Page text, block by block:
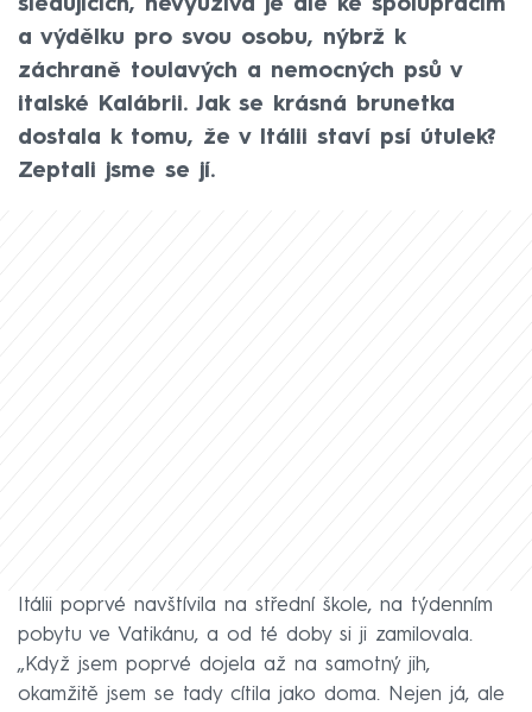
sledujících, nevyužívá je ale ke spolupracím
a výdělku pro svou osobu, nýbrž k
záchraně toulavých a nemocných psů v
italské Kalábrii. Jak se krásná brunetka
dostala k tomu, že v Itálii staví psí útulek?
Zeptali jsme se jí.
Itálii poprvé navštívila na střední škole, na týdenním
pobytu ve Vatikánu, a od té doby si ji zamilovala.
„Když jsem poprvé dojela až na samotný jih,
okamžitě jsem se tady cítila jako doma. Nejen já, ale